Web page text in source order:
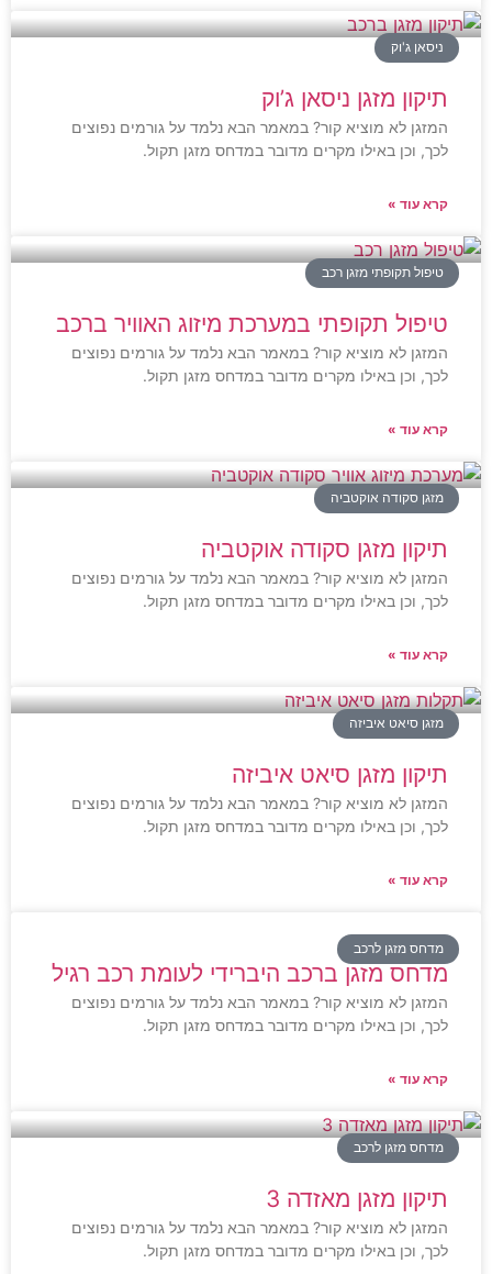
ניסאן ג'וק
תיקון מזגן ניסאן ג’וק
המזגן לא מוציא קור? במאמר הבא נלמד על גורמים נפוצים
לכך, וכן באילו מקרים מדובר במדחס מזגן תקול.
קרא עוד »
טיפול תקופתי מזגן רכב
טיפול תקופתי במערכת מיזוג האוויר ברכב
המזגן לא מוציא קור? במאמר הבא נלמד על גורמים נפוצים
לכך, וכן באילו מקרים מדובר במדחס מזגן תקול.
קרא עוד »
מזגן סקודה אוקטביה
תיקון מזגן סקודה אוקטביה
המזגן לא מוציא קור? במאמר הבא נלמד על גורמים נפוצים
לכך, וכן באילו מקרים מדובר במדחס מזגן תקול.
קרא עוד »
מזגן סיאט איביזה
תיקון מזגן סיאט איביזה
המזגן לא מוציא קור? במאמר הבא נלמד על גורמים נפוצים
לכך, וכן באילו מקרים מדובר במדחס מזגן תקול.
קרא עוד »
מדחס מזגן לרכב
מדחס מזגן ברכב היברידי לעומת רכב רגיל
המזגן לא מוציא קור? במאמר הבא נלמד על גורמים נפוצים
לכך, וכן באילו מקרים מדובר במדחס מזגן תקול.
קרא עוד »
מדחס מזגן לרכב
תיקון מזגן מאזדה 3
המזגן לא מוציא קור? במאמר הבא נלמד על גורמים נפוצים
לכך, וכן באילו מקרים מדובר במדחס מזגן תקול.